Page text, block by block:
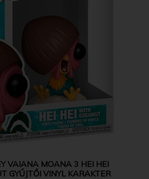
VAIANA MOANA 3 HEI HEI
GYŰJTŐI VINYL KARAKTER